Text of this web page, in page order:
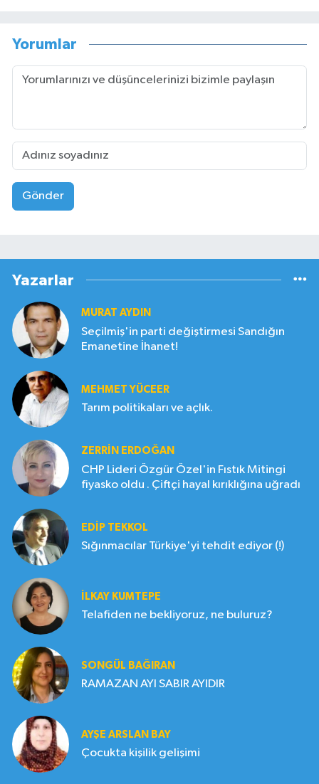
Yorumlar
Gönder
Yazarlar
MURAT AYDIN
Seçilmiş'in parti değiştirmesi Sandığın
Emanetine İhanet!
MEHMET YÜCEER
Tarım politikaları ve açlık.
ZERRIN ERDOĞAN
CHP Lideri Özgür Özel'in Fıstık Mitingi
fiyasko oldu . Çiftçi hayal kırıklığına uğradı
EDIP TEKKOL
Sığınmacılar Türkiye'yi tehdit ediyor (!)
İLKAY KUMTEPE
Telafiden ne bekliyoruz, ne buluruz?
SONGÜL BAĞIRAN
RAMAZAN AYI SABIR AYIDIR
AYŞE ARSLAN BAY
Çocukta kişilik gelişimi